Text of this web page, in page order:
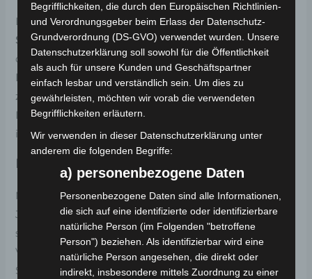
Der VS1 lässt keine Wünsche offen: eine
Scheibenbremsean der Vorderachse garantiert
optimale Bremsleistung, während Seiten- und
Hauptständer
sowie eine Lenkradsperre für
zusätzliche Sicherheit und Bequemlichkeit sorgen.
DieZulassung für zwei Personen
idealen Begleiter für gemeinsame Fahrten.
Führerschein- und Zulassungsfreiheit
Mit einer Fahrerlaubnis der Klasse AM (bereits ab 16
Jahren) und eingeschlossen den Klassen A1, A2, A, B
sowie T, steht dem Fahrspaß nichts im Wege. Der
Volta VS1 bedarf keiner Anmeldung beim
Straßenverkehrsamt und ist frei von TÜV-Pflichten,
Begrifflichkeiten, die durch den Europäischen Richtlinien-
und Verordnungsgeber beim Erlass der Datenschutz-
Grundverordnung (DS-GVO) verwendet wurden. Unsere
Datenschutzerklärung soll sowohl für die Öffentlichkeit
als auch für unsere Kunden und Geschäftspartner
einfach lesbar und verständlich sein. Um dies zu
gewährleisten, möchten wir vorab die verwendeten
Begrifflichkeiten erläutern.
Wir verwenden in dieser Datenschutzerklärung unter
anderem die folgenden Begriffe:
a) personenbezogene Daten
Personenbezogene Daten sind alle Informationen,
die sich auf eine identifizierte oder identifizierbare
natürliche Person (im Folgenden "betroffene
Person") beziehen. Als identifizierbar wird eine
natürliche Person angesehen, die direkt oder
indirekt, insbesondere mittels Zuordnung zu einer